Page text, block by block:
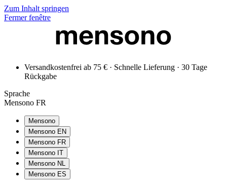
Zum Inhalt springen
Fermer fenêtre
Versandkostenfrei ab 75 € · Schnelle Lieferung · 30 Tage
Rückgabe
Sprache
Mensono FR
Mensono
Mensono EN
Mensono FR
Mensono IT
Mensono NL
Mensono ES